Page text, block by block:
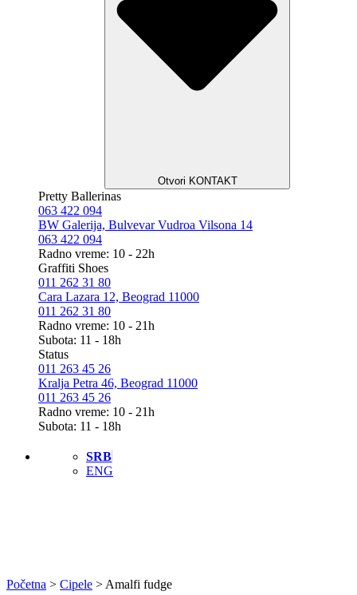
Otvori KONTAKT
Pretty Ballerinas
063 422 094
BW Galerija, Bulvevar Vudroa Vilsona 14
063 422 094
Radno vreme: 10 - 22h
Graffiti Shoes
011 262 31 80
Cara Lazara 12, Beograd 11000
011 262 31 80
Radno vreme: 10 - 21h
Subota: 11 - 18h
Status
011 263 45 26
Kralja Petra 46, Beograd 11000
011 263 45 26
Radno vreme: 10 - 21h
Subota: 11 - 18h
SRB
ENG
Početna > Cipele > Amalfi fudge